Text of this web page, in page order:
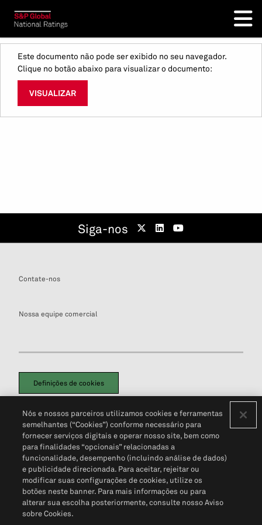
Este documento não pode ser exibido no seu navegador.
Clique no botão abaixo para visualizar o documento:
VISUALIZAR
Siga-nos
Contate-nos
Nossa equipe comercial
Definições de cookies
Política de PrivacidadePortal de privacidade do cliente (em inglês)
Não Venda Minhas Informações Pessoais© 2026 S&P Global
Nós e nossos parceiros utilizamos cookies e ferramentas
semelhantes (“Cookies”) conforme necessário para
fornecer serviços digitais e operar nosso site, bem como
para finalidades “opcionais” relacionadas a
funcionalidade, desempenho (incluindo análise de dados)
e publicidade direcionada. Para aceitar, rejeitar ou
modificar suas configurações de cookies, utilize os
botões neste banner. Para mais informações ou para
alterar sua escolha posteriormente, consulte nosso Aviso
sobre Cookies.